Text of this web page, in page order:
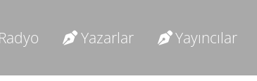
Yazarlar Yayıncılar